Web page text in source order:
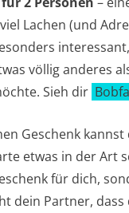
Lachen (und
völlig anderes
Sieh dir
Geschenk
etwas in der Art
für dich,
dein Partner,